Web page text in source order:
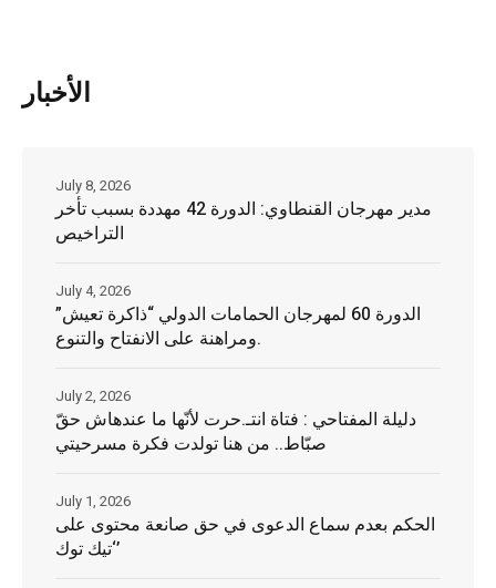
الأخبار
مدير مهرجان القنطاوي: الدورة 42 مهددة بسبب تأخر
التراخيص
July 8, 2026
الدورة 60 لمهرجان الحمامات الدولي “ذاكرة تعيش”
ومراهنة على الانفتاح والتنوع.
July 4, 2026
دليلة المفتاحي : فتاة انتـ.حرت لأنّها ما عندهاش حقّ
صبّاط.. من هنا تولدت فكرة مسرحيتي
July 2, 2026
الحكم بعدم سماع الدعوى في حق صانعة محتوى على
‘تيك توك’
July 1, 2026